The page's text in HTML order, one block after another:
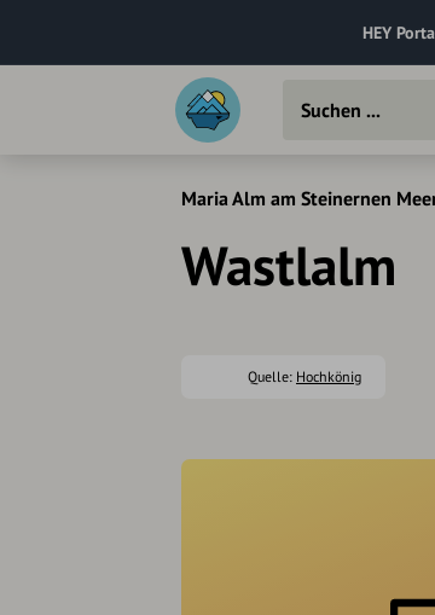
HEY
Maria Alm am Steinernen
Wastlalm
Quelle: Hochkönig